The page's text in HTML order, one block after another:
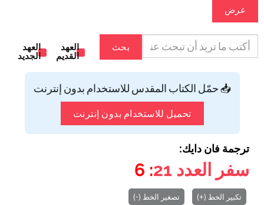
عرض
بحث
العهد
القديم
العهد
الجديد
📥 حمّل الكتاب المقدس للاستخدام بدون إنترنت
تحميل للاستخدام بدون إنترنت
ترجمة فان دايك:
سفر العدد 21
: 6
تكبير الخط (+) تصغير الخط (-)